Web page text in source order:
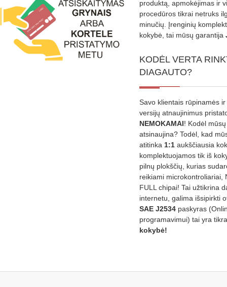
produktą, apmokėjimas ir
procedūros tikrai netruks
minučių. Įrenginių
kokybė, tai mūsų garantija
KODĖL VERTA
DIAGAUTO?
Savo klientais rūpinamės
versijų atnaujinimus
NEMOKAMAI! Kodėl
atsinaujina? Todėl, kad
atitinka 1:1 aukščiausia
komplektuojamos tik iš
pilnų plokščių, kurias
reikiami microkontroliariai,
FULL chipai! Tai užtikrina
internetu, galima išsipirkti
SAE J2534 paskyras
programavimui) tai yra
kokybė!